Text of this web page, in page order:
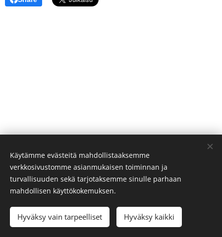
Evästeet
Käytämme evästeitä mahdollistaaksemme
verkkosivustomme asianmukaisen toiminnan ja
turvallisuuden sekä tarjotaksemme sinulle parhaan
mahdollisen käyttökokemuksen.
Hyväksy vain tarpeelliset Hyväksy kaikki